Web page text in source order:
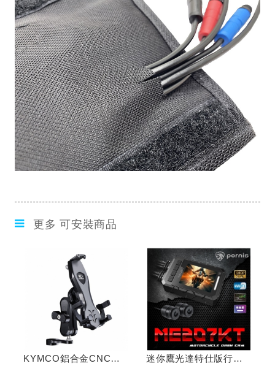
更多 可安裝商品
KYMCO鋁合金CNC減
迷你鷹光達特仕版行車